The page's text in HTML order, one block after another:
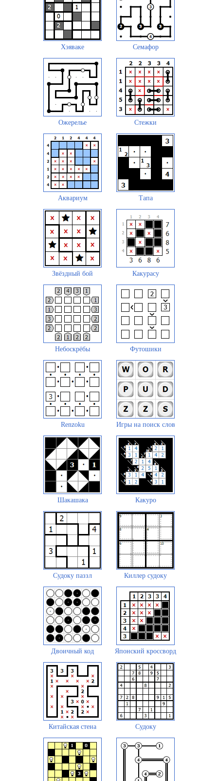
Хэяваке Семафор
Ожерелье Стежки
Аквариум Тапа
Звёздный бой Какурасу
Небоскрёбы Футошики
Renzoku Игры на поиск слов
Шакашака Какуро
Судоку паззл Киллер судоку
Двоичный код Японский кроссворд
Китайская стена Судоку